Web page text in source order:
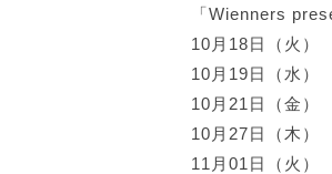
「Wienners
10月18日（火
10月19日（水
10月21日（金
10月27日（木
11月01日（火